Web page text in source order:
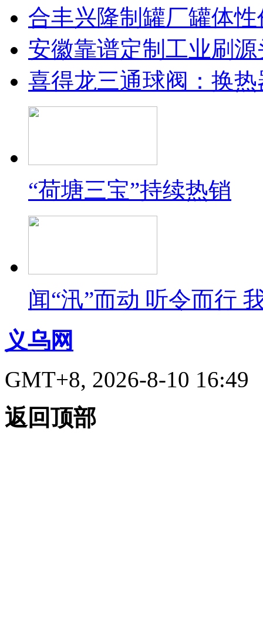
合丰兴隆制罐厂罐体
安徽靠谱定制工业刷
喜得龙三通球阀：换
“荷塘三宝”持续热销
闻“汛”而动 听令而行
义乌网
GMT+8, 2026-8-10 16:49
返回顶部